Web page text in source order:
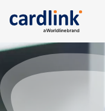
Οι λύσεις μας
POS
Αναζήτηση